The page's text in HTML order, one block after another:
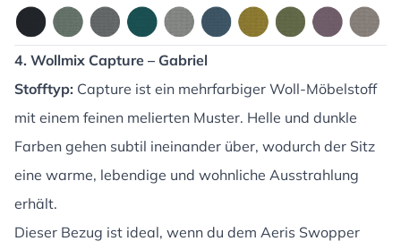
4. Wollmix Capture – Gabriel
Stofftyp: Capture ist ein mehrfarbiger Woll-Möbelstoff
mit einem feinen melierten Muster. Helle und dunkle
Farben gehen subtil ineinander über, wodurch der Sitz
eine warme, lebendige und wohnliche Ausstrahlung
erhält.
Dieser Bezug ist ideal, wenn du dem Aeris Swopper